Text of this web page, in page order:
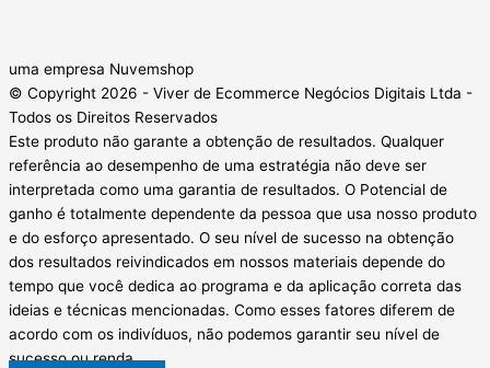
uma empresa Nuvemshop
© Copyright 2026 - Viver de Ecommerce Negócios Digitais Ltda -
Todos os Direitos Reservados
Este produto não garante a obtenção de resultados. Qualquer
referência ao desempenho de uma estratégia não deve ser
interpretada como uma garantia de resultados. O Potencial de
ganho é totalmente dependente da pessoa que usa nosso produto
e do esforço apresentado. O seu nível de sucesso na obtenção
dos resultados reivindicados em nossos materiais depende do
tempo que você dedica ao programa e da aplicação correta das
ideias e técnicas mencionadas. Como esses fatores diferem de
acordo com os indivíduos, não podemos garantir seu nível de
sucesso ou renda.